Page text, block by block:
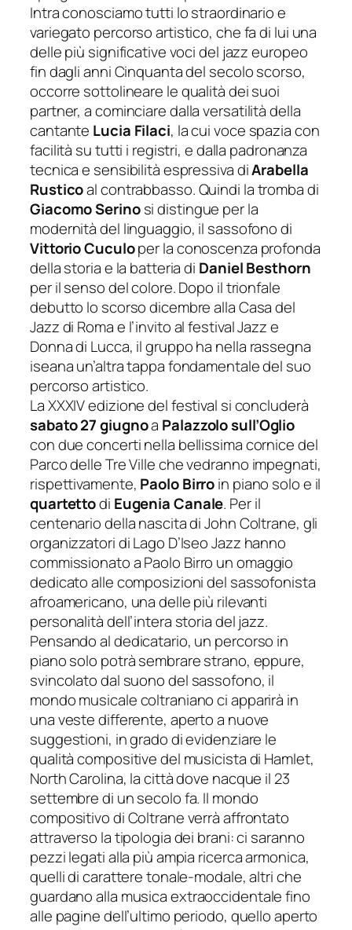
Intra conosciamo tutti lo straordinario e
variegato percorso artistico, che fa di lui una
delle più significative voci del jazz europeo
fin dagli anni Cinquanta del secolo scorso,
occorre sottolineare le qualità dei suoi
partner, a cominciare dalla versatilità della
cantante Lucia Filaci, la cui voce spazia con
facilità su tutti i registri, e dalla padronanza
tecnica e sensibilità espressiva diArabella
Rusticoal contrabbasso. Quindi la tromba di
Giacomo Serinosi distingue per la
modernità del linguaggio, il sassofono di
Vittorio Cuculoper la conoscenza profonda
della storia e la batteria di Daniel Besthorn
per il senso del colore. Dopo il trionfale
debutto lo scorso dicembre alla Casa del
Jazz di Roma e l’invito al festivalJazz e
Donnadi Lucca, il gruppo ha nella rassegna
iseana un’altra tappa fondamentale del suo
percorso artistico.
La XXXIV edizione del festival si concluderà
sabato 27 giugnoa Palazzolo sull’Oglio
con due concertinella bellissima cornice del
Parcodelle Tre Villeche vedranno impegnati,
rispettivamente, Paolo Birroin piano solo e il
quartettodi Eugenia Canale. Per il
centenario della nascita di John Coltrane, gli
organizzatori di Lago D’Iseo Jazz hanno
commissionato a Paolo Birro un omaggio
dedicato alle composizioni del sassofonista
afroamericano, una delle più rilevanti
personalità dell’intera storia del jazz.
Pensando al dedicatario, un percorso in
piano solo potrà sembrare strano, eppure,
svincolato dal suono del sassofono, il
mondo musicale coltraniano ci apparirà in
una veste differente, aperto a nuove
suggestioni, in grado di evidenziare le
qualità compositive del musicista di Hamlet,
North Carolina, la città dove nacque il 23
settembre di un secolo fa. Il mondo
compositivo di Coltrane verrà affrontato
attraverso la tipologia dei brani: ci saranno
pezzi legati alla più ampia ricerca armonica,
quelli di carattere tonale-modale, altri che
guardano alla musica extraoccidentale fino
alle pagine dell’ultimo periodo, quello aperto